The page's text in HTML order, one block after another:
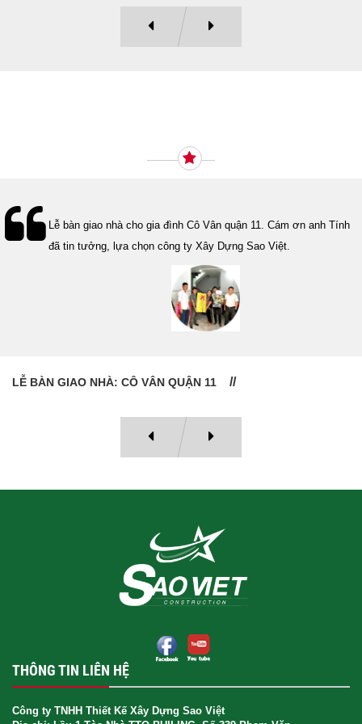
Lễ bàn giao nhà cho gia đình Cô Vân quận 11. Cám ơn anh Tính
đã tin tưởng, lựa chọn công ty Xây Dựng Sao Việt.
LỄ BÀN GIAO NHÀ: CÔ VÂN QUẬN 11
THÔNG TIN LIÊN HỆ
Công ty TNHH Thiết Kế Xây Dựng Sao Việt